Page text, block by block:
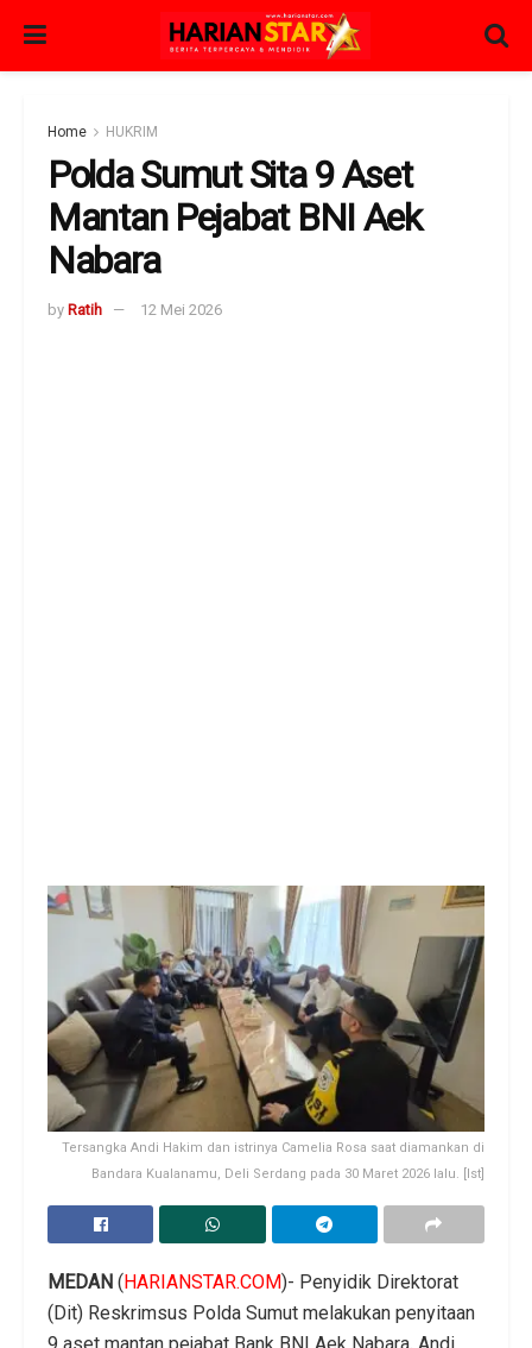
Home HUKRIM
Polda Sumut Sita 9 Aset
Mantan Pejabat BNI Aek
Nabara
by Ratih 12 Mei 2026
Tersangka Andi Hakim dan istrinya Camelia Rosa saat diamankan di
Bandara Kualanamu, Deli Serdang pada 30 Maret 2026 lalu. [Ist]
MEDAN (HARIANSTAR.COM)- Penyidik Direktorat
(Dit) Reskrimsus Polda Sumut melakukan penyitaan